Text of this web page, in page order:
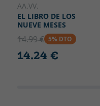
AA.VV.
EL LIBRO DE LOS
NUEVE MESES
14.99 € 5% DTO
14.24 €